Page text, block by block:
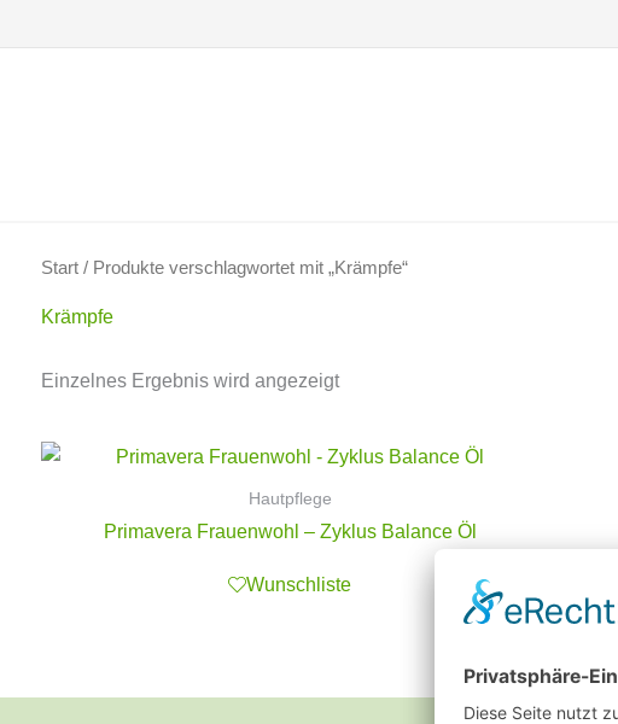
Inhalt
Start / Produkte verschlagwortet mit „Krämpfe“
Krämpfe
Einzelnes Ergebnis wird angezeigt
Hautpflege
Primavera Frauenwohl – Zyklus Balance Öl
Wunschliste